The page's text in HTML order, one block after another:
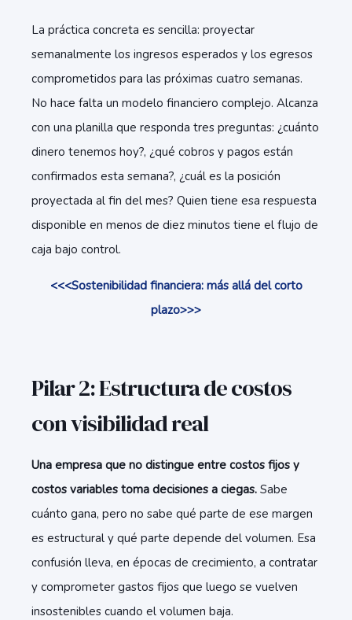
La práctica concreta es sencilla: proyectar
semanalmente los ingresos esperados y los egresos
comprometidos para las próximas cuatro semanas.
No hace falta un modelo financiero complejo. Alcanza
con una planilla que responda tres preguntas: ¿cuánto
dinero tenemos hoy?, ¿qué cobros y pagos están
confirmados esta semana?, ¿cuál es la posición
proyectada al fin del mes? Quien tiene esa respuesta
disponible en menos de diez minutos tiene el flujo de
caja bajo control.
<<<Sostenibilidad financiera: más allá del corto
plazo>>>
Pilar 2: Estructura de costos
con visibilidad real
Una empresa que no distingue entre costos fijos y
costos variables toma decisiones a ciegas. Sabe
cuánto gana, pero no sabe qué parte de ese margen
es estructural y qué parte depende del volumen. Esa
confusión lleva, en épocas de crecimiento, a contratar
y comprometer gastos fijos que luego se vuelven
insostenibles cuando el volumen baja.